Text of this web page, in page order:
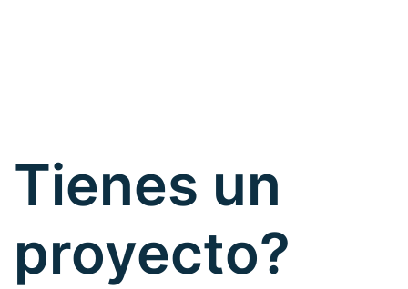
Tienes un
proyecto?